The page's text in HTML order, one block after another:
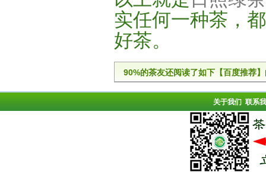
实任何一种茶，
好茶。
90%的茶友还阅读了如下【百度推荐
关于我们 联系